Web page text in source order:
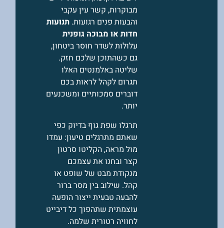
מבוקרות, קשר עין עקבי
והבעות פנים רגועות.תנועות
חדות או מבוכה גופנית
עלולות לשדר חוסר ביטחון,
גם כשהתוכן שלכם חזק.
שליטה באלמנטים האלו
תגרום לקהל לראות בכם
דוברים סמכותיים ומשכנעים
יותר.
תרגלו שפת גוף בדיוק כפי
שאתם מתרגלים טיעון: עמדו
מול מראה, הקליטו סרטון
קצר ובחנו את עצמכם
מנקודת מבט של שופט או
קהל. שילוב בין מסר ברור
להבעה טבעית ייצור הופעה
עוצמתית שתהפוך כל דיבייט
לחוויה רטורית שלמה.